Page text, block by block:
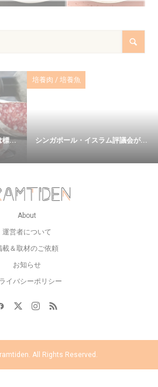
標...
培養肉 / 培養魚
シンガポール・イスラム評議会が...
About
運営者について
載＆取材のご依頼
お知らせ
イバシーポリシー
All Rights Reserved.